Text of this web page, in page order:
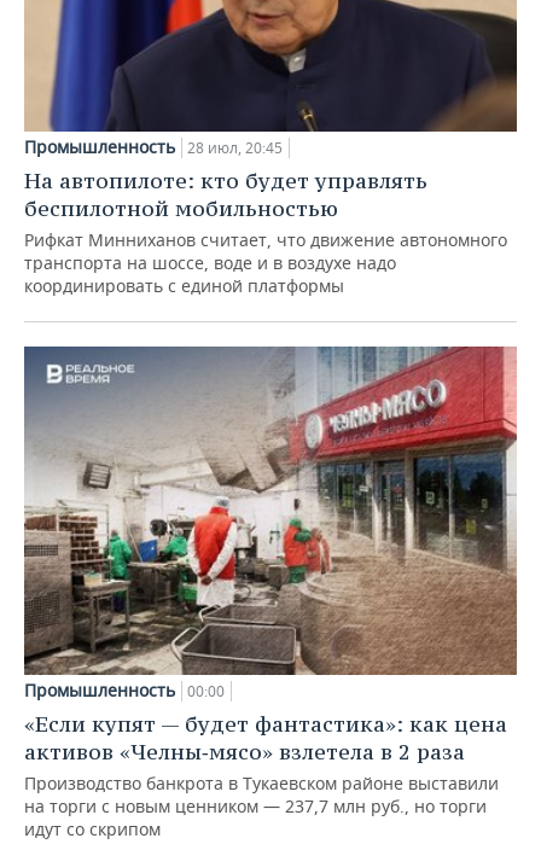
Промышленность 28 июл, 20:45
На автопилоте: кто будет управлять
беспилотной мобильностью
Рифкат Минниханов считает, что движение автономного
транспорта на шоссе, воде и в воздухе надо
координировать с единой платформы
Промышленность 00:00
«Если купят — будет фантастика»: как цена
активов «Челны‑мясо» взлетела в 2 раза
Производство банкрота в Тукаевском районе выставили
на торги с новым ценником — 237,7 млн руб., но торги
идут со скрипом